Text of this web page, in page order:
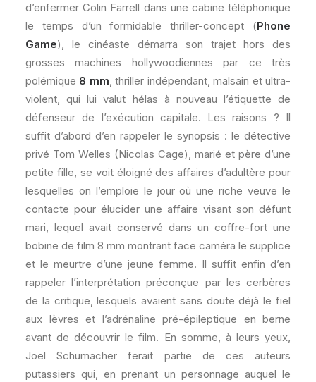
d’enfermer Colin Farrell dans une cabine téléphonique
le temps d’un formidable thriller-concept (Phone
Game), le cinéaste démarra son trajet hors des
grosses machines hollywoodiennes par ce très
polémique 8 mm, thriller indépendant, malsain et ultra-
violent, qui lui valut hélas à nouveau l’étiquette de
défenseur de l’exécution capitale. Les raisons ? Il
suffit d’abord d’en rappeler le synopsis : le détective
privé Tom Welles (Nicolas Cage), marié et père d’une
petite fille, se voit éloigné des affaires d’adultère pour
lesquelles on l’emploie le jour où une riche veuve le
contacte pour élucider une affaire visant son défunt
mari, lequel avait conservé dans un coffre-fort une
bobine de film 8 mm montrant face caméra le supplice
et le meurtre d’une jeune femme. Il suffit enfin d’en
rappeler l’interprétation préconçue par les cerbères
de la critique, lesquels avaient sans doute déjà le fiel
aux lèvres et l’adrénaline pré-épileptique en berne
avant de découvrir le film. En somme, à leurs yeux,
Joel Schumacher ferait partie de ces auteurs
putassiers qui, en prenant un personnage auquel le